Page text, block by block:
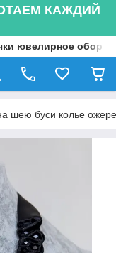
КАЖДИЙ
ювелирное
шею буси колье